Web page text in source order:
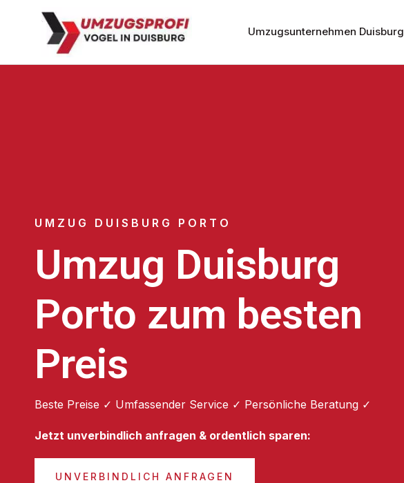
Umzugsunternehmen Duisburg
UMZUG DUISBURG PORTO
Umzug Duisburg
Porto zum besten
Preis
Beste Preise ✓ Umfassender Service ✓ Persönliche Beratung ✓
Jetzt unverbindlich anfragen & ordentlich sparen:
UNVERBINDLICH ANFRAGEN